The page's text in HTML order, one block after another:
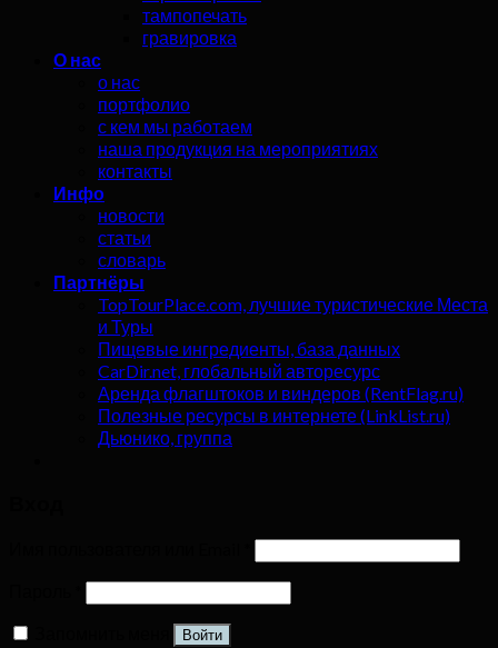
тампопечать
гравировка
О нас
о нас
портфолио
с кем мы работаем
наша продукция на мероприятиях
контакты
Инфо
новости
статьи
словарь
Партнёры
TopTourPlace.com, лучшие туристические Места
и Туры
Пищевые ингредиенты, база данных
CarDir.net, глобальный авторесурс
Аренда флагштоков и виндеров (RentFlag.ru)
Полезные ресурсы в интернете (LinkList.ru)
Дьюнико, группа
Войти